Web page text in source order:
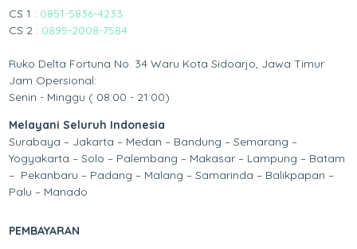
CS 1 : 0851-5836-4233
CS 2 : 0895-2008-7584
Ruko Delta Fortuna No. 34 Waru Kota Sidoarjo, Jawa Timur
Jam Opersional:
Senin - Minggu ( 08:00 - 21:00)
Melayani Seluruh Indonesia
Surabaya – Jakarta – Medan – Bandung – Semarang –
Yogyakarta – Solo – Palembang – Makasar – Lampung – Batam
– Pekanbaru – Padang – Malang – Samarinda – Balikpapan –
Palu – Manado
PEMBAYARAN